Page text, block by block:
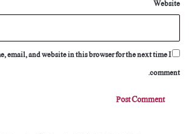
Website
email, and website in this browser for the next time I
comment.